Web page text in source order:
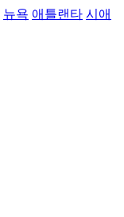
뉴욕 애틀랜타 시애